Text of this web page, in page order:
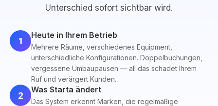
Unterschied sofort sichtbar wird.
1
Heute in Ihrem Betrieb
Mehrere Räume, verschiedenes Equipment,
unterschiedliche Konfigurationen. Doppelbuchungen,
vergessene Umbaupausen — all das schadet Ihrem
Ruf und verärgert Kunden.
2
Was Starta ändert
Das System erkennt Marken, die regelmäßige